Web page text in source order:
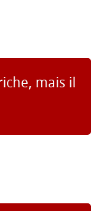
mais il